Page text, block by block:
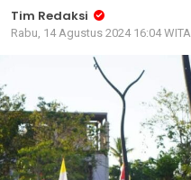
Tim Redaksi
Rabu, 14 Agustus 2024 16:04 WITA